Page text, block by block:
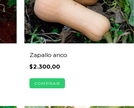
Zapallo anco
$2.300,00
COMPRAR